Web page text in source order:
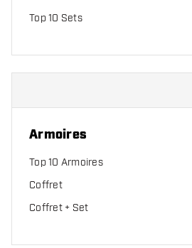
Top 10 Sets
Armoires
Top 10 Armoires
Coffret
Coffret + Set